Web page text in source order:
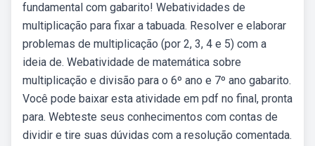
fundamental com gabarito! Webatividades de
multiplicação para fixar a tabuada. Resolver e elaborar
problemas de multiplicação (por 2, 3, 4 e 5) com a
ideia de. Webatividade de matemática sobre
multiplicação e divisão para o 6º ano e 7º ano gabarito.
Você pode baixar esta atividade em pdf no final, pronta
para. Webteste seus conhecimentos com contas de
dividir e tire suas dúvidas com a resolução comentada.